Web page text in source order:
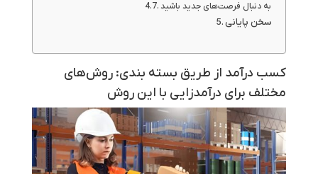
به دنبال فرصت‌های جدید باشید
سخن پایانی
کسب درآمد از طریق بسته بندی: روش‌های
مختلف برای درآمدزایی با این روش